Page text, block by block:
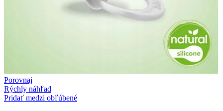
Porovnaj
Rýchly náhľad
Pridať medzi obľúbené